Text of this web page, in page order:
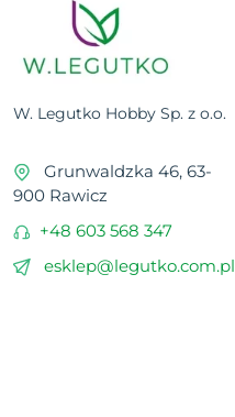
W. Legutko Hobby Sp. z o.o.
Grunwaldzka 46, 63-
900 Rawicz
+48 603 568 347
esklep@legutko.com.pl